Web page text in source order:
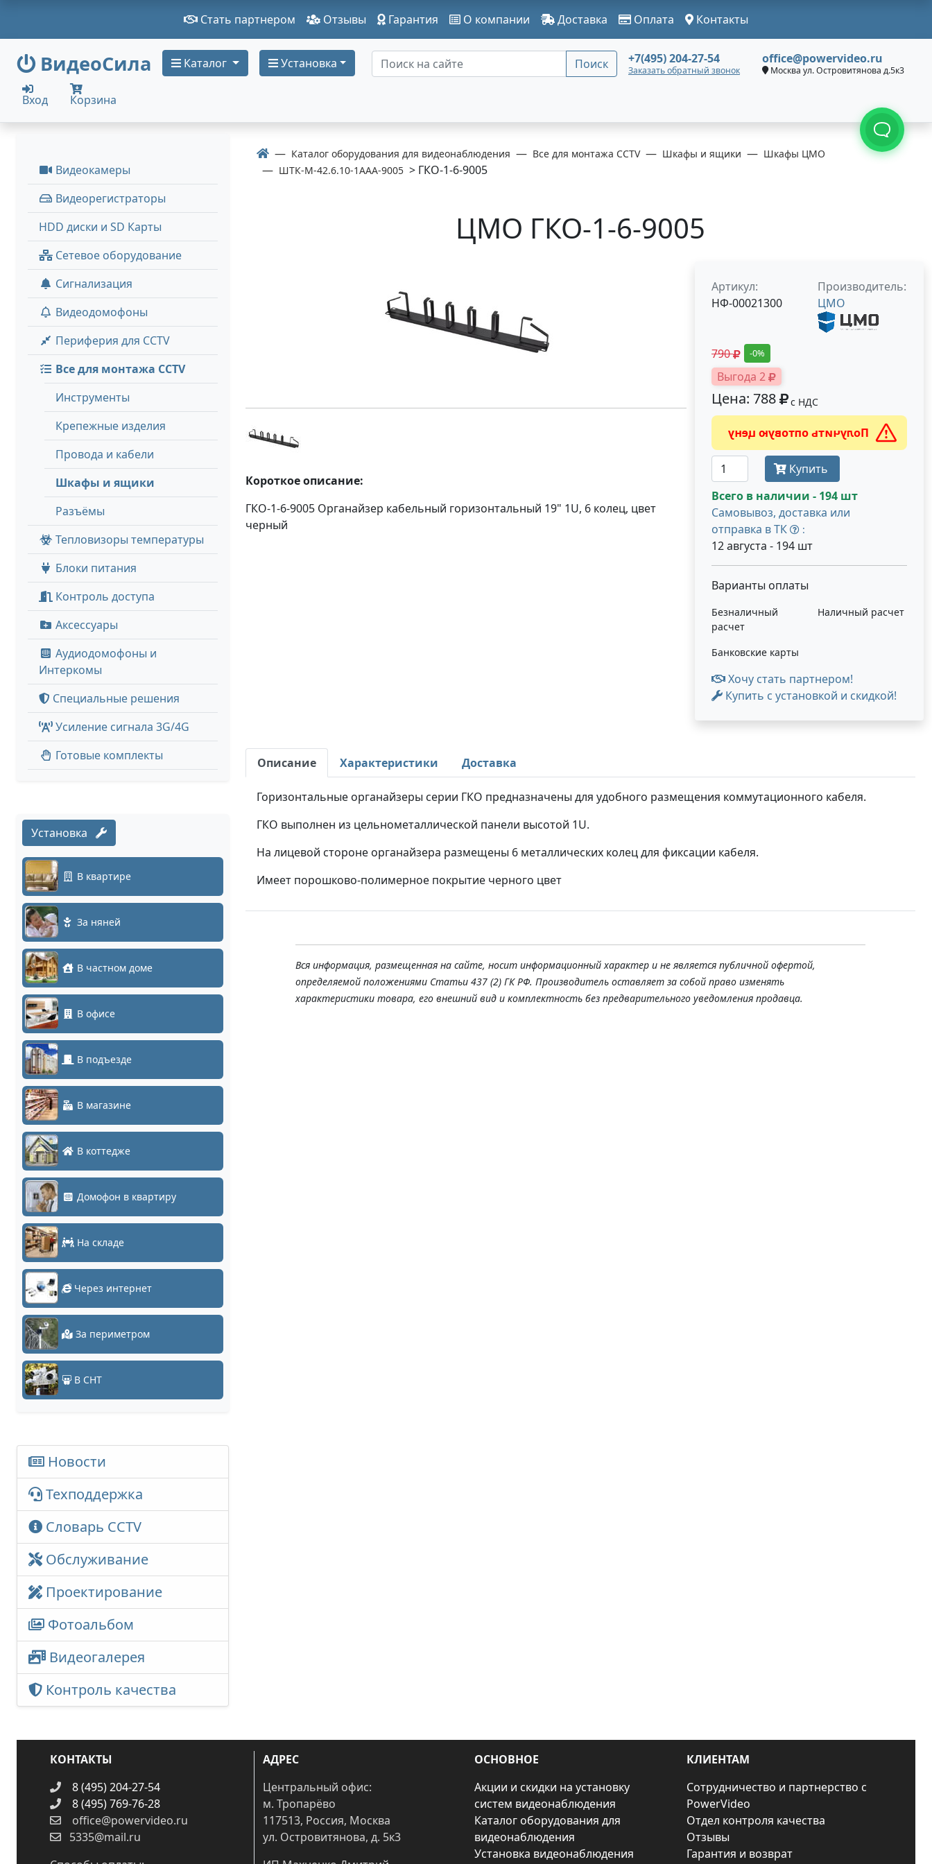
Стать партнером Отзывы Гарантия О компании Доставка Оплата Контакты
ВидеоСила Каталог Установка Поиск +7(495) 204-27-54
Заказать обратный звонок
office@powervideo.ru
Москва ул. Островитянова д.5к3
Вход Корзина
Видеокамеры
Видеорегистраторы
HDD диски и SD Карты
Сетевое оборудование
Сигнализация
Видеодомофоны
Периферия для CCTV
Все для монтажа CCTV
Инструменты
Крепежные изделия
Провода и кабели
Шкафы и ящики
Разъёмы
Тепловизоры температуры
Блоки питания
Контроль доступа
Аксессуары
Аудиодомофоны и
Интеркомы
Специальные решения
Усиление сигнала 3G/4G
Готовые комплекты
Установка
В квартире
За няней
В частном доме
В офисе
В подъезде
В магазине
В коттедже
Домофон в квартиру
На складе
Через интернет
За периметром
В СНТ
Новости
Техподдержка
Словарь CCTV
Обслуживание
Проектирование
Фотоальбом
Видеогалерея
Контроль качества
Каталог оборудования для видеонаблюдения Все для монтажа CCTV Шкафы и ящики
Шкафы ЦМО
ШТК-М-42.6.10-1ААА-9005 > ГКО-1-6-9005
ЦМО ГКО-1-6-9005
Короткое описание:
ГКО-1-6-9005 Органайзер кабельный горизонтальный 19" 1U, 6 колец, цвет
черный
Артикул:
НФ-00021300
Производитель:
ЦМО
790 -0%
Выгода 2
Цена: 788 с НДС
Получить оптовую цену
Купить
Всего в наличии - 194 шт
Самовывоз, доставка или
отправка в ТК
:
12 августа - 194 шт
Варианты оплаты
Безналичный
расчет
Наличный расчет
Банковские карты
Хочу стать партнером!
Купить с установкой и скидкой!
Описание Характеристики Доставка
Горизонтальные органайзеры серии ГКО предназначены для удобного размещения коммутационного кабеля.
ГКО выполнен из цельнометаллической панели высотой 1U.
На лицевой стороне органайзера размещены 6 металлических колец для фиксации кабеля.
Имеет порошково-полимерное покрытие черного цвет
Вся информация, размещенная на сайте, носит информационный характер и не является публичной офертой,
определяемой положениями Статьи 437 (2) ГК РФ. Производитель оставляет за собой право изменять
характеристики товара, его внешний вид и комплектность без предварительного уведомления продавца.
КОНТАКТЫ
8 (495) 204-27-54
8 (495) 769-76-28
office@powervideo.ru
5335@mail.ru
АДРЕС
Центральный офис:
м. Тропарёво
117513, Россия, Москва
ул. Островитянова, д. 5к3
ОСНОВНОЕ
Акции и скидки на установку
систем видеонаблюдения
Каталог оборудования для
видеонаблюдения
Установка видеонаблюдения
КЛИЕНТАМ
Сотрудничество и партнерство с
PowerVideo
Отдел контроля качества
Отзывы
Гарантия и возврат